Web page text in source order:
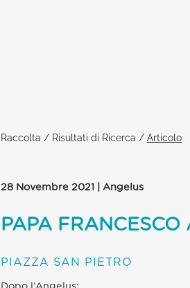
Raccolta / Risultati di Ricerca / Articolo
28 Novembre 2021 | Angelus
PAPA FRANCESCO
PIAZZA SAN PIETRO